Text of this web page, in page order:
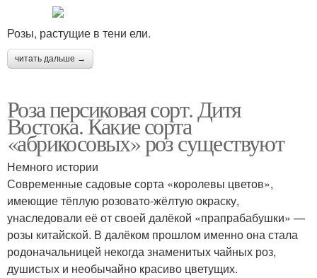
Розы, растущие в тени ели.
читать дальше →
Роза персиковая сорт. Дитя
Востока. Какие сорта
«абрикосовых» роз существуют
Немного истории
Современные садовые сорта «королевы цветов»,
имеющие тёплую розовато-жёлтую окраску,
унаследовали её от своей далёкой «пра­прабабушки» —
розы китайской. В далёком прошлом именно она стала
родоначальницей некогда знаменитых чайных роз,
душистых и необычайно красиво цветущих.